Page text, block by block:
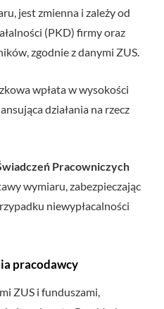
jest zmienna i zależy od
(PKD) firmy oraz
zgodnie z danymi ZUS.
wpłata w wysokości
działania na rzecz
Pracowniczych
wymiaru, zabezpieczając
niewypłacalności
pracodawcy
ZUS i funduszami,